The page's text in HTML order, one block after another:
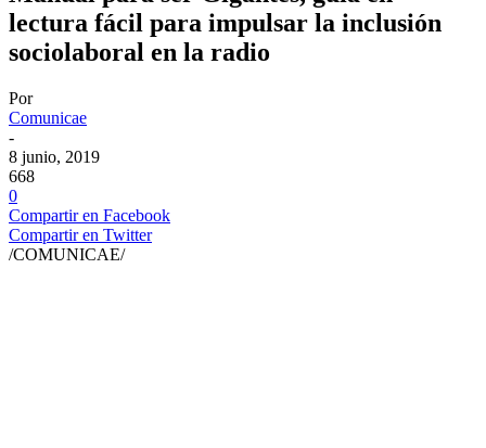
lectura fácil para impulsar la inclusión
sociolaboral en la radio
Por
Comunicae
-
8 junio, 2019
668
0
Compartir en Facebook
Compartir en Twitter
/COMUNICAE/